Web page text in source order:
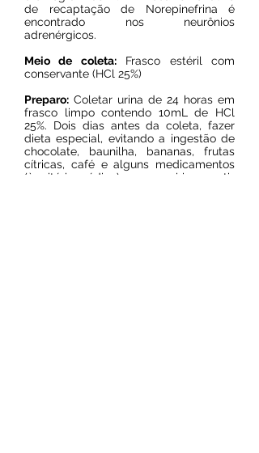
de recaptação de Norepinefrina é
encontrado nos neurônios
adrenérgicos.
Meio de coleta:Frasco estéril com
conservante (HCl 25%)
Preparo: Coletar urina de 24 horas em
frasco limpo contendo 10mL de HCl
25%. Dois dias antes da coleta, fazer
dieta especial, evitando a ingestão de
chocolate, baunilha, bananas, frutas
cítricas, café e alguns medicamentos
(à critério médico) como aspirina e anti-